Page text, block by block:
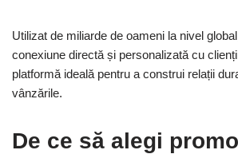
Utilizat de miliarde de oameni la nivel
conexiune directă și personalizată cu
platformă ideală pentru a construi relații
vânzările.
De ce să alegi